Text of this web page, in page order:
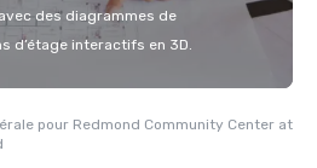
des diagrammes de
d’étage interactifs en 3D.
pour Redmond Community Center at